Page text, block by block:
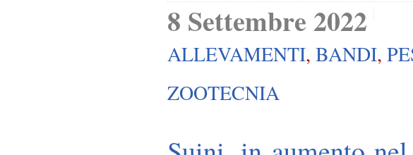
8 Settembre 2022
ALLEVAMENTI, BANDI,
ZOOTECNIA